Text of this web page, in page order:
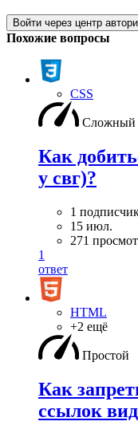
Войти через центр
Похожие вопросы
CSS
Сложный
Как
у свг)?
1
15 июл.
271
1
ответ
HTML
+2 ещё
Простой
Как
ссылок